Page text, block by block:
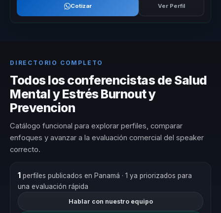
Cotizar Ver Perfil
DIRECTORIO COMPLETO
Todos los conferencistas de Salud
Mental y Estrés Burnout y
Prevencion
Catálogo funcional para explorar perfiles, comparar
enfoques y avanzar a la evaluación comercial del speaker
correcto.
1 perfiles publicados en Panamá · 1 ya priorizados para
una evaluación rápida
Hablar con nuestro equipo